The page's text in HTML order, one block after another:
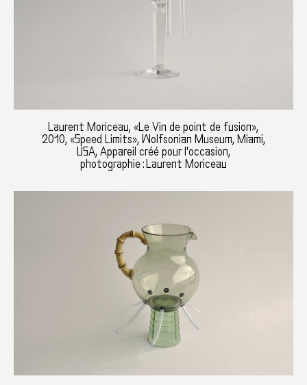
Laurent Moriceau, «Le Vin de point de fusion»,
2010, «Speed Limits», Wolfsonian Museum, Miami,
USA, Appareil créé pour l'occasion,
photographie : Laurent Moriceau